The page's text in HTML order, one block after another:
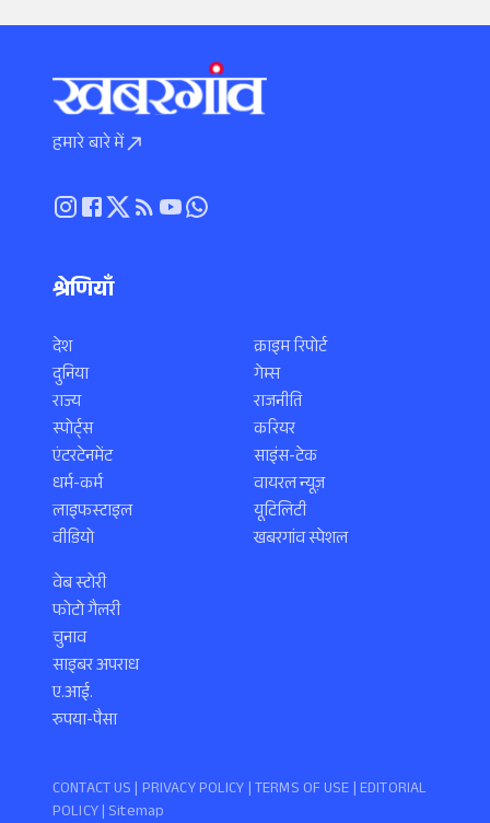
हमारे बारे में
श्रेणियाँ
देश
दुनिया
राज्य
स्पोर्ट्स
एंटरटेनमेंट
धर्म-कर्म
लाइफस्टाइल
वीडियो
क्राइम रिपोर्ट
गेम्स
राजनीति
करियर
साइंस-टेक
वायरल न्यूज़
यूटिलिटी
खबरगांव स्पेशल
वेब स्टोरी
फोटो गैलरी
चुनाव
साइबर अपराध
ए.आई.
रुपया-पैसा
CONTACT US | PRIVACY POLICY |TERMS OF USE | EDITORIAL
POLICY| Sitemap